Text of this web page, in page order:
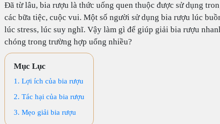
Đã từ lâu, bia rượu là thức uống quen thuộc được sử dụng
các bữa tiệc, cuộc vui. Một số người sử dụng bia rượu lúc
lúc stress, lúc suy nghĩ. Vậy làm gì để giúp giải bia rượu
chóng trong trường hợp uống nhiều?
Mục Lục
1. Lợi ích của bia rượu
2. Tác hại của bia rượu
3. Mẹo giải bia rượu